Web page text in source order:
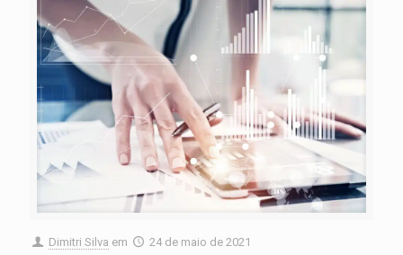
Dimitri Silva em 24 de maio de 2021